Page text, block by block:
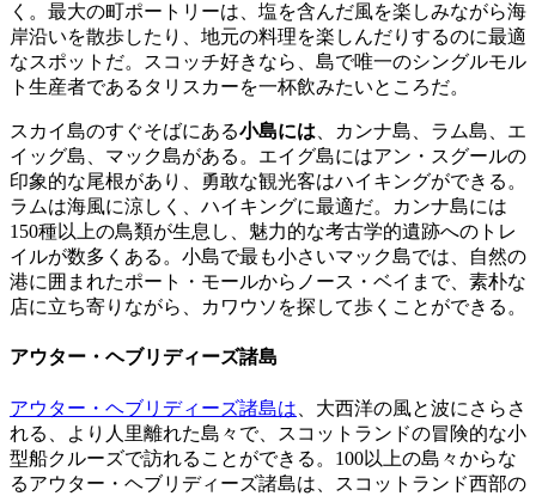
く。最大の町ポートリーは、塩を含んだ風を楽しみながら海
岸沿いを散歩したり、地元の料理を楽しんだりするのに最適
なスポットだ。スコッチ好きなら、島で唯一のシングルモル
ト生産者であるタリスカーを一杯飲みたいところだ。
スカイ島のすぐそばにある小島には 、カンナ島、ラム島、エ
イッグ島、マック島がある。エイグ島にはアン・スグールの
印象的な尾根があり、勇敢な観光客はハイキングができる。
ラムは海風に涼しく、ハイキングに最適だ。カンナ島には
150種以上の鳥類が生息し、魅力的な考古学的遺跡へのトレ
イルが数多くある。小島で最も小さいマック島では、自然の
港に囲まれたポート・モールからノース・ベイまで、素朴な
店に立ち寄りながら、カワウソを探して歩くことができる。
アウター・ヘブリディーズ諸島
アウター・ヘブリディーズ諸島は 、大西洋の風と波にさらさ
れる、より人里離れた島々で、スコットランドの冒険的な小
型船クルーズで訪れることができる。100以上の島々からな
るアウター・ヘブリディーズ諸島は、スコットランド西部の